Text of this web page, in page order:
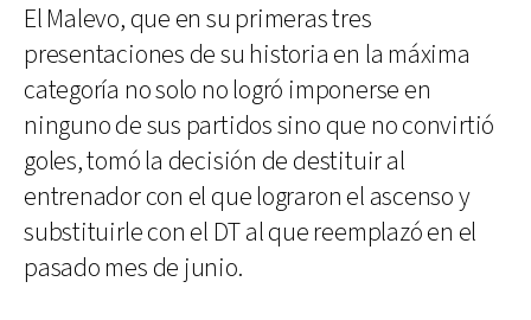
El Malevo, que en su primeras tres
presentaciones de su historia en la máxima
categoría no solo no logró imponerse en
ninguno de sus partidos sino que no convirtió
goles, tomó la decisión de destituir al
entrenador con el que lograron el ascenso y
substituirle con el DT al que reemplazó en el
pasado mes de junio.